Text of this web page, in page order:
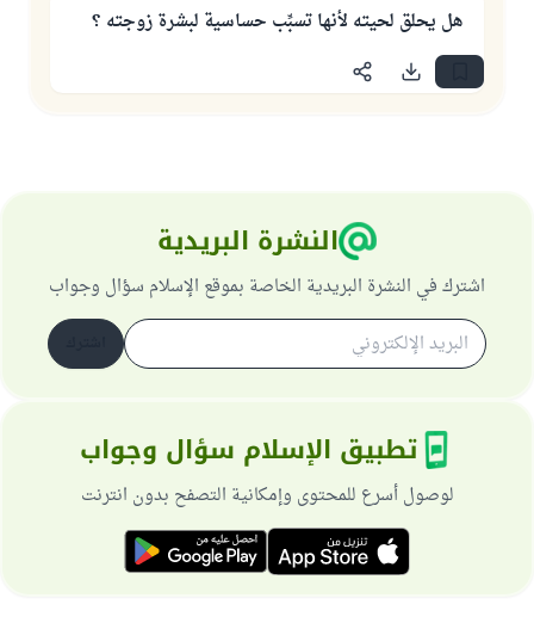
هل يحلق لحيته لأنها تسبِّب حساسية لبشرة زوجته ؟
النشرة البريدية
اشترك في النشرة البريدية الخاصة بموقع الإسلام سؤال وجواب
تطبيق الإسلام سؤال وجواب
لوصول أسرع للمحتوى وإمكانية التصفح بدون انترنت